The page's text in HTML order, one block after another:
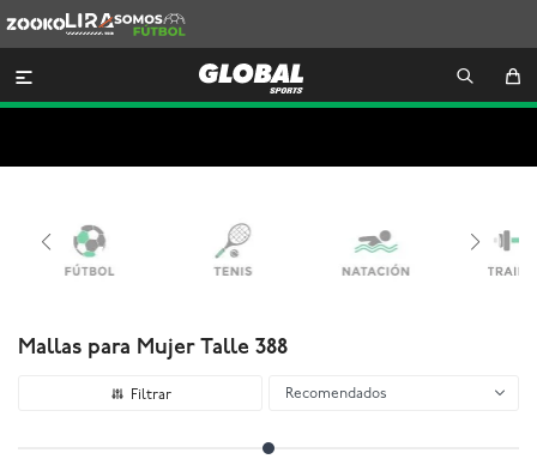
Lira
Somos
Futbol

Mallas para Mujer Talle 388
Recomendados